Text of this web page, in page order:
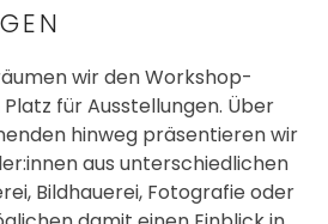
wir den Workshop-
für Ausstellungen. Über
hinweg präsentieren wir
aus unterschiedlichen
Bildhauerei, Fotografie oder